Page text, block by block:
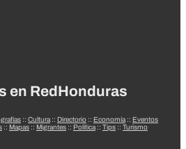
en RedHonduras
:: Cultura:: Directorio :: Economía:: Eventos
:: Mapas :: Migrantes :: Política:: Tips :: Turismo